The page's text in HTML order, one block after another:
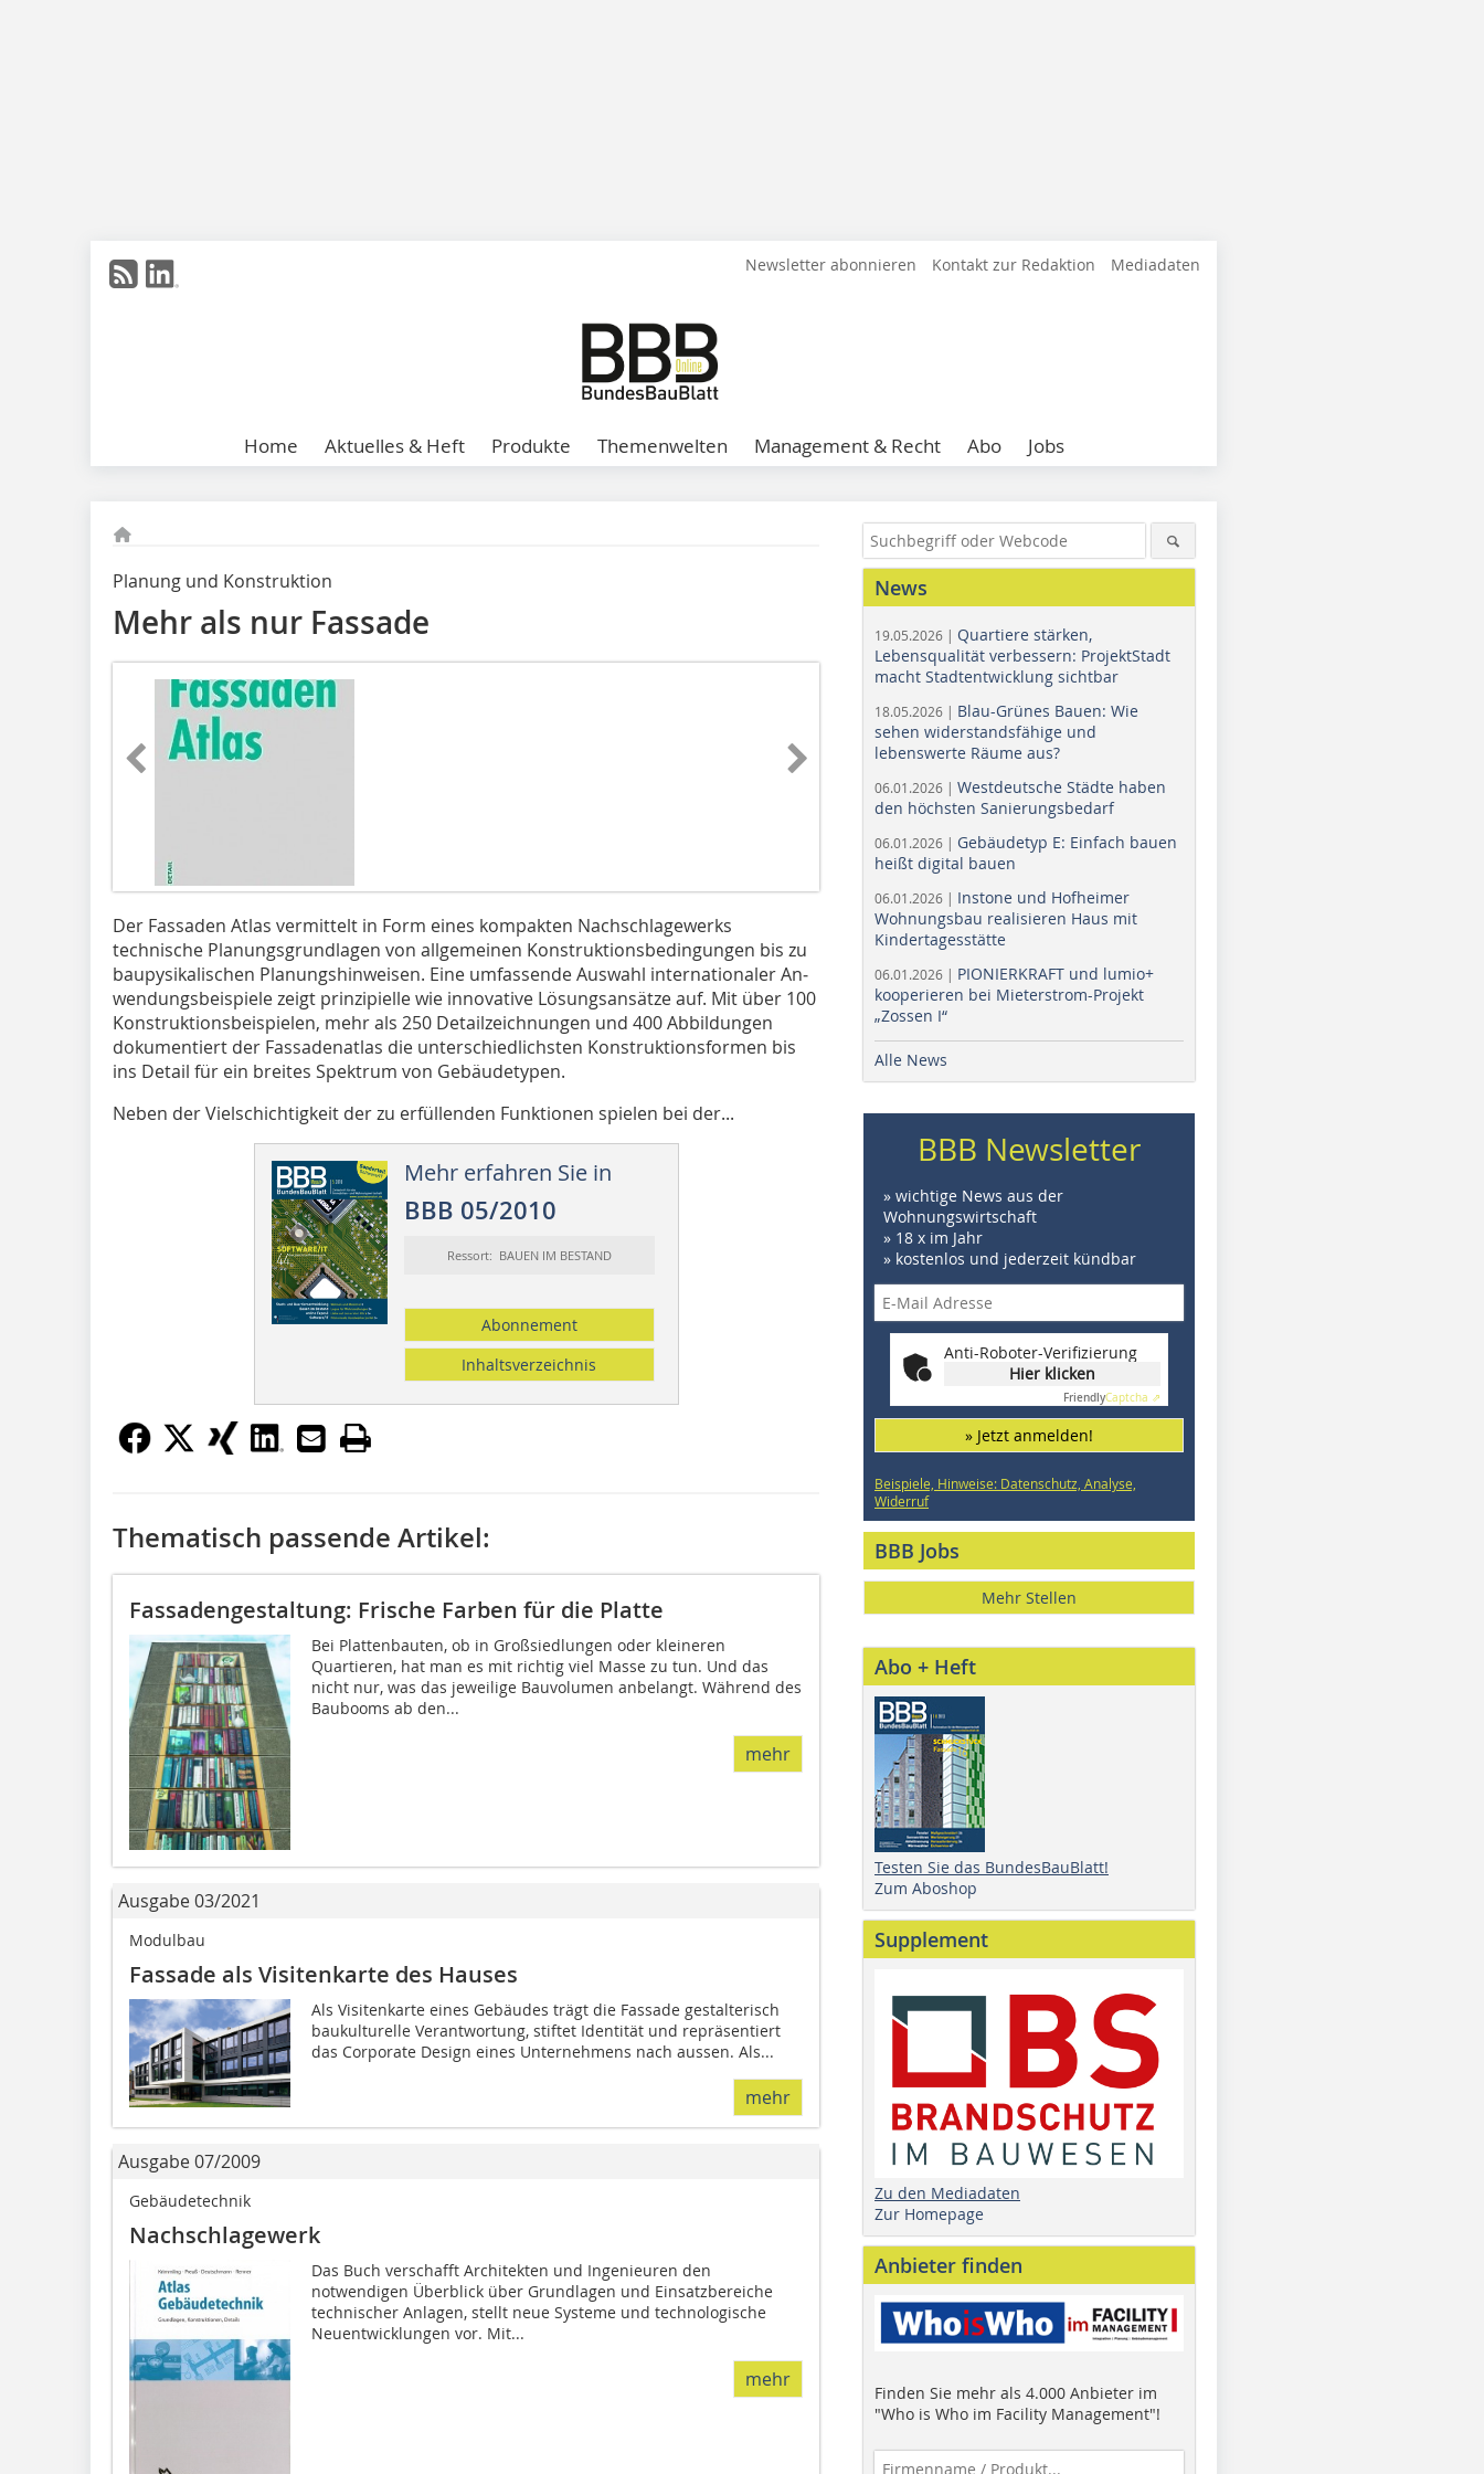
Newsletter abonnieren Kontakt zur Redaktion Mediadaten
Home Aktuelles & Heft Produkte Themenwelten Management & Recht Abo Jobs
Planung und Konstruktion
Mehr als nur Fassade
Der Fassaden Atlas vermittelt in Form eines kompakten Nachschlagewerks
technische Planungsgrundlagen von allgemeinen Konstruktionsbedingungen bis zu
baupysikalischen Planungshinweisen. Eine umfassende Auswahl internationaler An­­
wendungsbeispiele zeigt prinzipielle wie innovative Lösungsansätze auf. Mit über 100
Konstruktionsbeispielen, mehr als 250 Detailzeichnungen und 400 Abbildungen
dokumentiert der Fassadenatlas die unterschiedlichsten Konstruktionsformen bis
ins Detail für ein breites Spektrum von Gebäudetypen.
Neben der Vielschichtigkeit der zu erfüllenden Funktionen spielen bei der...
Mehr erfahren Sie in
BBB 05/2010
Ressort: BAUEN IM BESTAND
Abonnement
Inhaltsverzeichnis
Thematisch passende Artikel:
Fassadengestaltung: Frische Farben für die Platte
Bei Plattenbauten, ob in Großsiedlungen oder kleineren
Quartieren, hat man es mit richtig viel Masse zu tun. Und das
nicht nur, was das jeweilige Bauvolumen anbelangt. Während des
Baubooms ab den...
mehr
Ausgabe 03/2021
Modulbau
Fassade als Visitenkarte des Hauses
Als Visitenkarte eines Gebäudes trägt die Fassade gestalterisch
baukulturelle Verantwortung, stiftet Identität und repräsentiert
das Corporate Design eines Unternehmens nach aussen. Als...
mehr
Ausgabe 07/2009
Gebäudetechnik
Nachschlagewerk
Das Buch verschafft Archi­tekten und Ingenieuren den
notwendigen Überblick über Grundlagen und Einsatzbereiche
technischer Anlagen, stellt neue Systeme und technologische
Neuentwicklungen vor. Mit...
mehr
News
19.05.2026 | Quartiere stärken,
Lebensqualität verbessern: ProjektStadt
macht Stadtentwicklung sichtbar
18.05.2026 | Blau-Grünes Bauen: Wie
sehen widerstandsfähige und
lebenswerte Räume aus?
06.01.2026 | Westdeutsche Städte haben
den höchsten Sanierungsbedarf
06.01.2026 | Gebäudetyp E: Einfach bauen
heißt digital bauen
06.01.2026 | Instone und Hofheimer
Wohnungsbau realisieren Haus mit
Kindertagesstätte
06.01.2026 | PIONIERKRAFT und lumio+
kooperieren bei Mieterstrom-Projekt
„Zossen I“
Alle News
BBB Newsletter
» wichtige News aus der
Wohnungswirtschaft
» 18 x im Jahr
» kostenlos und jederzeit kündbar
Anti-Roboter-Verifizierung
Hier klicken
FriendlyCaptcha ⇗
» Jetzt anmelden!
Beispiele, Hinweise: Datenschutz, Analyse,
Widerruf
BBB Jobs
Mehr Stellen
Abo + Heft
Testen Sie das BundesBauBlatt!
Zum Aboshop
Supplement
Zu den Mediadaten
Zur Homepage
Anbieter finden
Finden Sie mehr als 4.000 Anbieter im
"Who is Who im Facility Management"!